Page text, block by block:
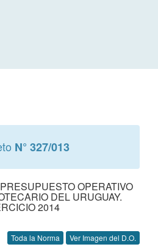
N° 327/013
OPERATIVO
DEL URUGUAY.
2014
Toda la Norma Ver Imagen del D.O.